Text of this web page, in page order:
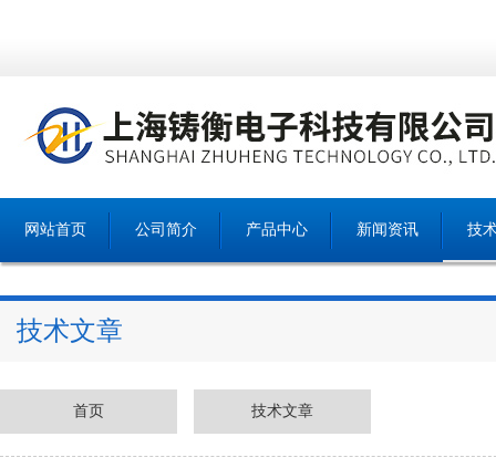
网站首页 公司简介 产品中心 新闻资讯 技
技术文章
首页 技术文章